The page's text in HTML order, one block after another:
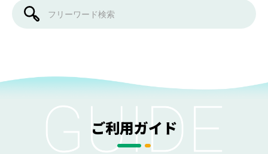
ご利用ガイド